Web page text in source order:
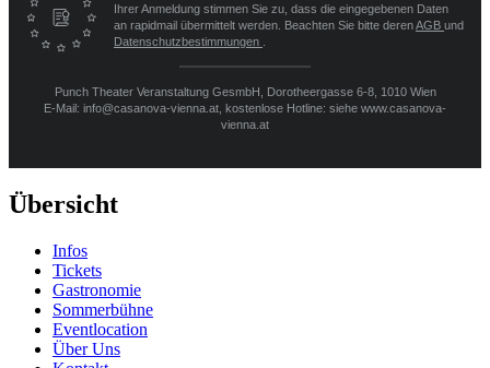
Ihrer Anmeldung stimmen Sie zu, dass die eingegebenen Daten
an rapidmail übermittelt werden. Beachten Sie bitte derenAGB und
Datenschutzbestimmungen
Punch Theater Veranstaltung GesmbH, Dorotheergasse 6-8, 1010 Wien
E-Mail: info@casanova-vienna.at, kostenlose Hotline: siehe www.casanova-
vienna.at
Übersicht
Infos
Tickets
Gastronomie
Sommerbühne
Eventlocation
Über Uns